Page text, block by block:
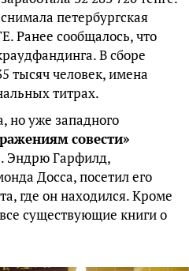
петербургская
Ранее сообщалось, что
В сборе
тысяч человек, имена
титрах.
но уже западного
совести»
Эндрю Гарфилд,
Досса, посетил его
где он находился. Кроме
существующие книги о